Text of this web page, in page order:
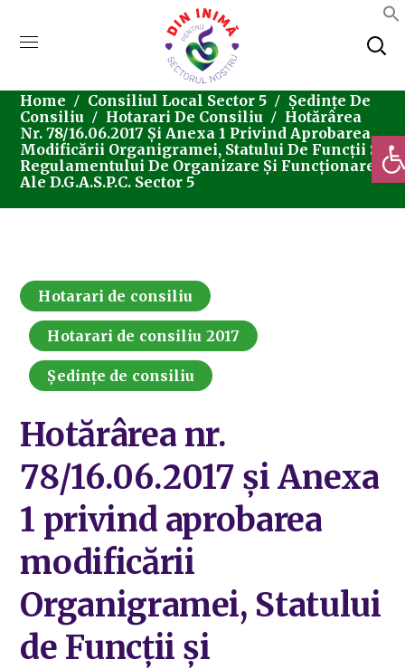
Home Consiliul Local Sector 5
Ședințe De
Consiliu
Hotarari De Consiliu
Hotărârea
Nr. 78/16.06.2017 Și Anexa 1 Privind Aprobarea
Modificării Organigramei, Statului De Funcții Și
Regulamentului De Organizare Și Funcționare
Ale D.G.A.S.P.C. Sector 5
Hotarari de consiliu
Hotarari de consiliu 2017
Ședințe de consiliu
Hotărârea nr.
78/16.06.2017 și Anexa
1 privind aprobarea
modificării
Organigramei, Statului
de Funcții și